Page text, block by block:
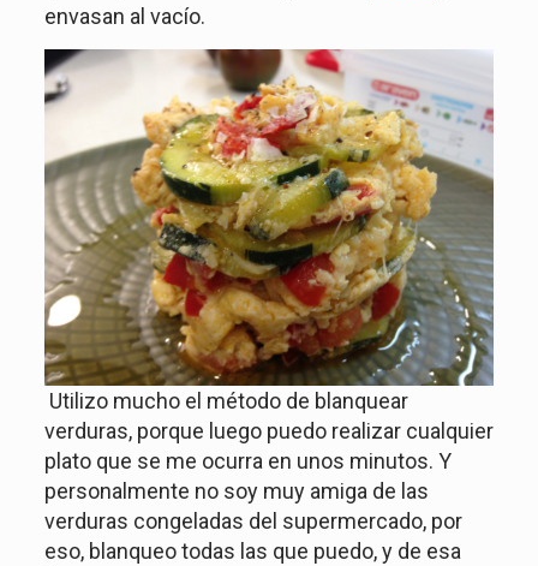
envasan al vacío.
Utilizo mucho el método de blanquear
verduras, porque luego puedo realizar cualquier
plato que se me ocurra en unos minutos. Y
personalmente no soy muy amiga de las
verduras congeladas del supermercado, por
eso, blanqueo todas las que puedo, y de esa